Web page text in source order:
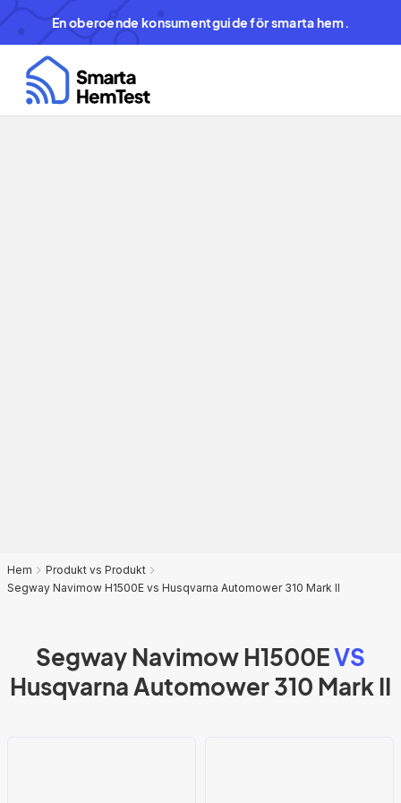
En oberoende konsumentguide för smarta hem.
Hem
Produkt vs Produkt
Segway Navimow H1500E vs Husqvarna Automower 310 Mark II
Segway Navimow H1500EVS
Husqvarna Automower 310 Mark II